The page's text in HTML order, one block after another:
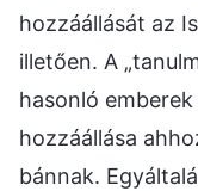
hozzáállását az
illetően. A
hasonló
hozzáállása
bánnak.